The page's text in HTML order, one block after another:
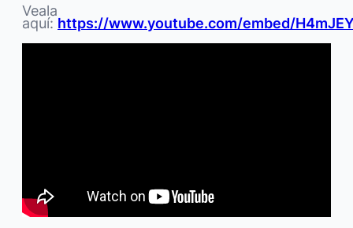
Veala
aquí: https://www.youtube.com/embed/